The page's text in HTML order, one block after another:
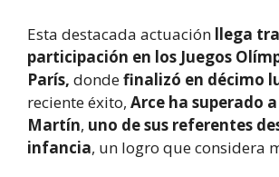
Esta destacada actuación llega
participación en los Juegos
París, dondefinalizó en décimo
reciente éxito, Arce ha superado
Martín, uno de sus referentes
infancia, un logro que considera